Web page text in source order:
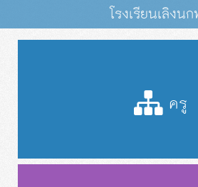
โรงเรียนเลิงน
ครู